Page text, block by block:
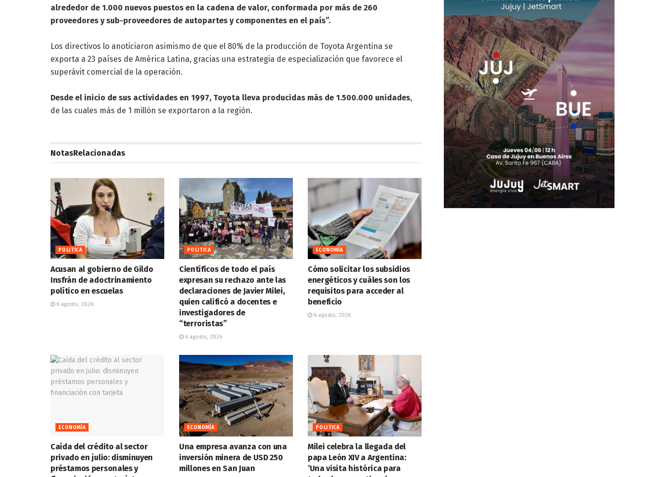
alrededor de 1.000 nuevos puestos en la cadena de valor, conformada por más de 260
proveedores y sub-proveedores de autopartes y componentes en el país”.
Los directivos lo anoticiaron asimismo de que el 80% de la producción de Toyota Argentina se
exporta a 23 países de América Latina, gracias una estrategia de especialización que favorece el
superávit comercial de la operación.
Desde el inicio de sus actividades en 1997, Toyota lleva producidas más de 1.500.000 unidades,
de las cuales más de 1 millón se exportaron a la región.
NotasRelacionadas
POLITICA
Acusan al gobierno de Gildo
Insfrán de adoctrinamiento
político en escuelas
6 agosto, 2026
POLITICA
Científicos de todo el país
expresan su rechazo ante las
declaraciones de Javier Milei,
quien calificó a docentes e
investigadores de
“terroristas”
6 agosto, 2026
ECONOMÍA
Cómo solicitar los subsidios
energéticos y cuáles son los
requisitos para acceder al
beneficio
6 agosto, 2026
ECONOMÍA
Caída del crédito al sector
privado en julio: disminuyen
préstamos personales y
ECONOMÍA
Una empresa avanza con una
inversión minera de USD 250
millones en San Juan
POLITICA
Milei celebra la llegada del
papa León XIV a Argentina:
‘Una visita histórica para